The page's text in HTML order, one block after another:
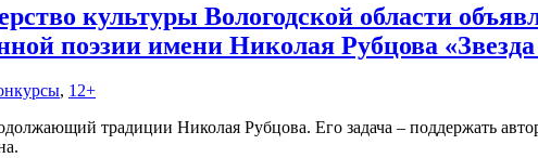
культуры Вологодской области
поэзии имени Николая Рубцова
, 12+
традиции Николая Рубцова. Его задача – поддержать